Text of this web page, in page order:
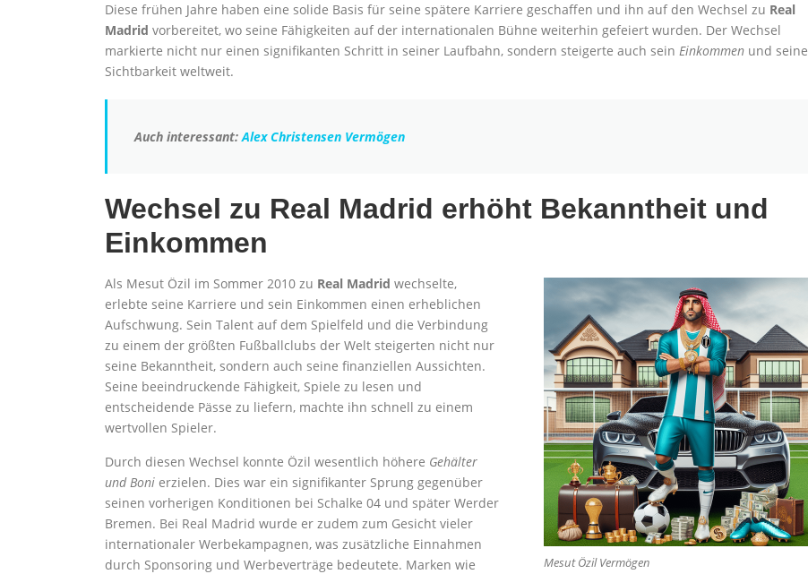
Diese frühen Jahre haben eine solide Basis für seine spätere Karriere geschaffen und ihn auf den Wechsel zu Real
Madrid vorbereitet, wo seine Fähigkeiten auf der internationalen Bühne weiterhin gefeiert wurden. Der Wechsel
markierte nicht nur einen signifikanten Schritt in seiner Laufbahn, sondern steigerte auch sein Einkommen und seine
Sichtbarkeit weltweit.
Auch interessant:Alex Christensen Vermögen
Wechsel zu Real Madrid erhöht Bekanntheit und
Einkommen
Mesut Özil Vermögen
Als Mesut Özil im Sommer 2010 zu Real Madrid wechselte,
erlebte seine Karriere und sein Einkommen einen erheblichen
Aufschwung. Sein Talent auf dem Spielfeld und die Verbindung
zu einem der größten Fußballclubs der Welt steigerten nicht nur
seine Bekanntheit, sondern auch seine finanziellen Aussichten.
Seine beeindruckende Fähigkeit, Spiele zu lesen und
entscheidende Pässe zu liefern, machte ihn schnell zu einem
wertvollen Spieler.
Durch diesen Wechsel konnte Özil wesentlich höhere Gehälter
und Boni erzielen. Dies war ein signifikanter Sprung gegenüber
seinen vorherigen Konditionen bei Schalke 04 und später Werder
Bremen. Bei Real Madrid wurde er zudem zum Gesicht vieler
internationaler Werbekampagnen, was zusätzliche Einnahmen
durch Sponsoring und Werbeverträge bedeutete. Marken wie